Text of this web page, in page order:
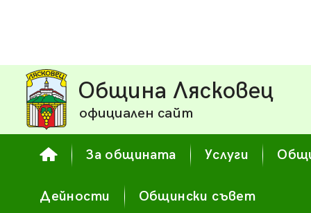
Община Лясковец
официален сайт
За общината Услуги
Дейности Общински съвет